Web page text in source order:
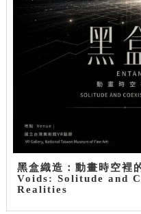
黑盒織造：動畫時空裡
Voids: Solitude and
Realities